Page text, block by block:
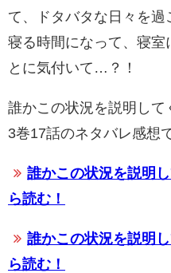
て、ドタバタな日々を過
寝る時間になって、寝室
とに気付いて…？！
誰かこの状況を説明して
3巻17話のネタバレ感想
誰かこの状況を説明
ら読む！
誰かこの状況を説明
ら読む！